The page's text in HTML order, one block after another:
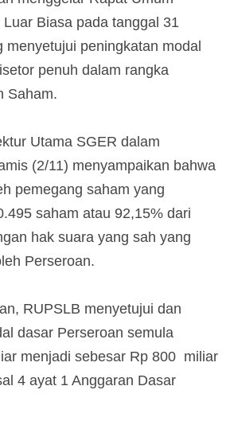
Biasa pada tanggal 31
menyetujui peningkatan modal
penuh dalam rangka
Saham.
Utama SGER dalam
(2/11) menyampaikan bahwa
pemegang saham yang
saham atau 92,15% dari
hak suara yang sah yang
Perseroan.
RUPSLB menyetujui dan
dasar Perseroan semula
menjadi sebesar Rp 800 miliar
4 ayat 1 Anggaran Dasar